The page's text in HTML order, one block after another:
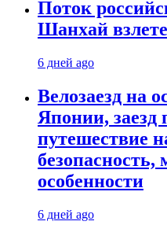
Поток
Шанхай
6 дней ago
Велозаезд на
Японии, заезд
путешествие
безопасность,
особенности
6 дней ago